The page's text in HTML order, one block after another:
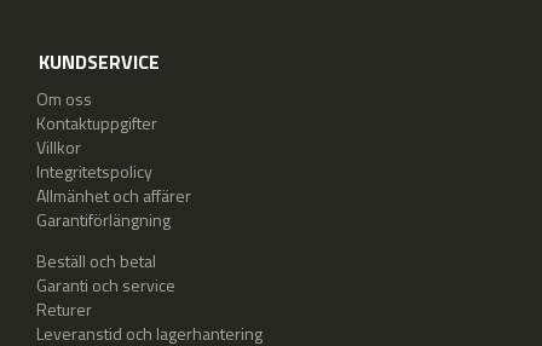
KUNDSERVICE
Om oss
Kontaktuppgifter
Villkor
Integritetspolicy
Allmänhet och affärer
Garantiförlängning
Beställ och betal
Garanti och service
Returer
Leveranstid och lagerhantering